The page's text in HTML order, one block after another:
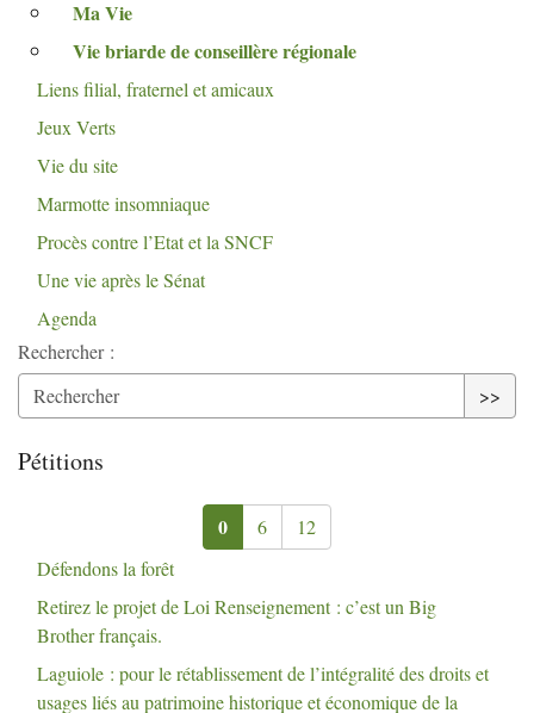
Ma Vie
Vie briarde de conseillère régionale
Liens filial, fraternel et amicaux
Jeux Verts
Vie du site
Marmotte insomniaque
Procès contre l’Etat et la SNCF
Une vie après le Sénat
Agenda
Rechercher :
>>
Pétitions
0 6
12
Défendons la forêt
Retirez le projet de Loi Renseignement : c’est un Big
Brother français.
Laguiole : pour le rétablissement de l’intégralité des droits et
usages liés au patrimoine historique et économique de la